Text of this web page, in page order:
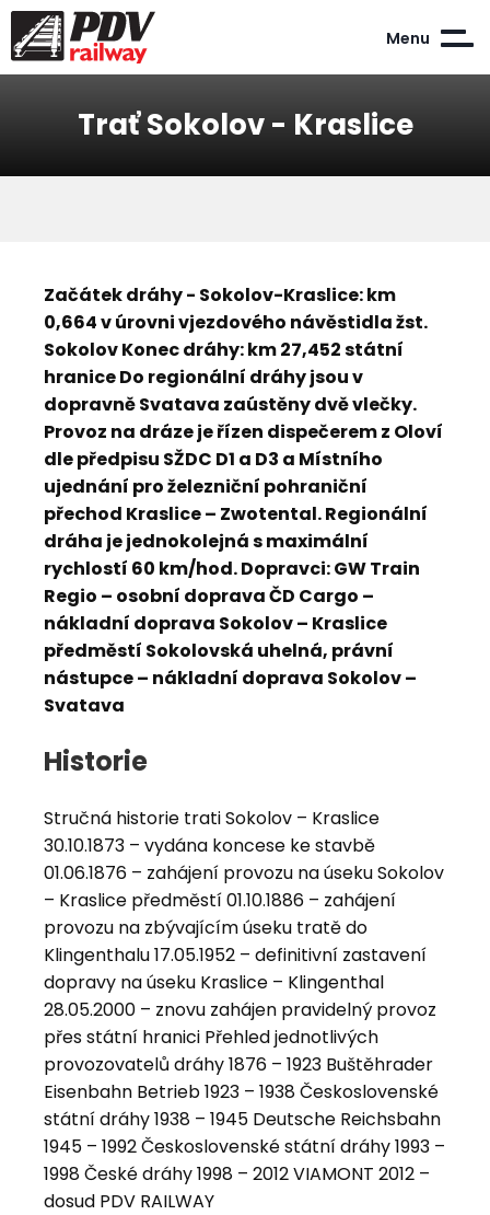
Menu
Trať Sokolov - Kraslice
Začátek dráhy - Sokolov-Kraslice: km
0,664 v úrovni vjezdového návěstidla žst.
Sokolov Konec dráhy: km 27,452 státní
hranice Do regionální dráhy jsou v
dopravně Svatava zaústěny dvě vlečky.
Provoz na dráze je řízen dispečerem z Oloví
dle předpisu SŽDC D1 a D3 a Místního
ujednání pro železniční pohraniční
přechod Kraslice – Zwotental. Regionální
dráha je jednokolejná s maximální
rychlostí 60 km/hod. Dopravci: GW Train
Regio – osobní doprava ČD Cargo –
nákladní doprava Sokolov – Kraslice
předměstí Sokolovská uhelná, právní
nástupce – nákladní doprava Sokolov –
Svatava
Historie
Stručná historie trati Sokolov – Kraslice
30.10.1873 – vydána koncese ke stavbě
01.06.1876 – zahájení provozu na úseku Sokolov
– Kraslice předměstí 01.10.1886 – zahájení
provozu na zbývajícím úseku tratě do
Klingenthalu 17.05.1952 – definitivní zastavení
dopravy na úseku Kraslice – Klingenthal
28.05.2000 – znovu zahájen pravidelný provoz
přes státní hranici Přehled jednotlivých
provozovatelů dráhy 1876 – 1923 Buštěhrader
Eisenbahn Betrieb 1923 – 1938 Československé
státní dráhy 1938 – 1945 Deutsche Reichsbahn
1945 – 1992 Československé státní dráhy 1993 –
1998 České dráhy 1998 – 2012 VIAMONT 2012 –
dosud PDV RAILWAY